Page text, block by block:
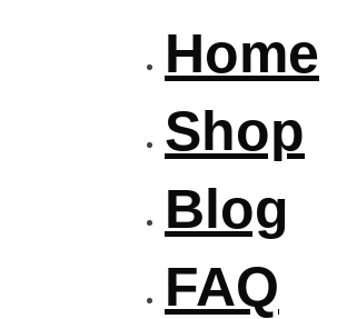
Home
Shop
Blog
FAQ